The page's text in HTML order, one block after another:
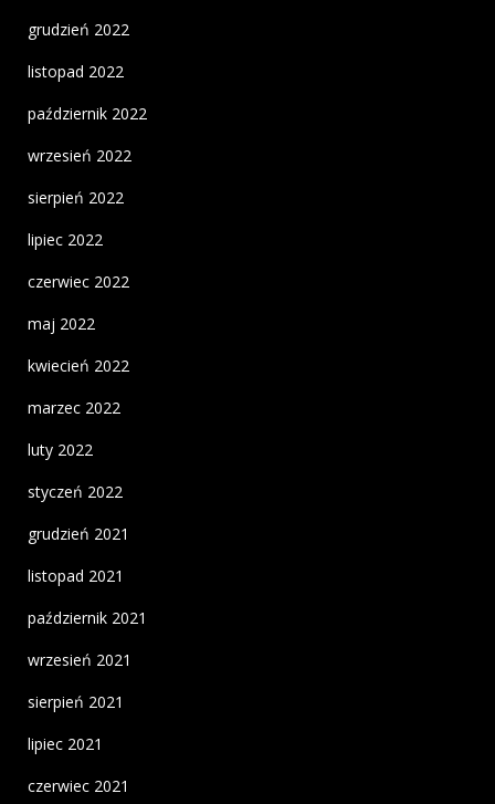
grudzień 2022
listopad 2022
październik 2022
wrzesień 2022
sierpień 2022
lipiec 2022
czerwiec 2022
maj 2022
kwiecień 2022
marzec 2022
luty 2022
styczeń 2022
grudzień 2021
listopad 2021
październik 2021
wrzesień 2021
sierpień 2021
lipiec 2021
czerwiec 2021